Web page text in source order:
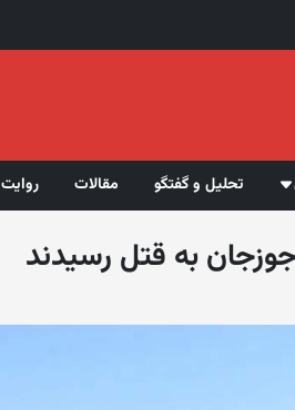
تحلیل و گفتگو مقالات روایت
به قتل رسیدند